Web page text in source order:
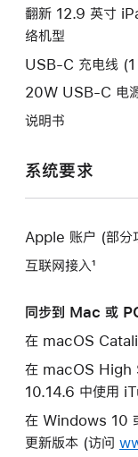
翻新 12.9 英寸
络机型
USB-C 充电线 (1
20W USB-C 电
说明书
系统要求
Apple 账户 (部分
互联网接入¹
同步到 Mac 或
在 macOS
在 macOS High
10.14.6 中使用
在 Windows 10
更新版本 (访问